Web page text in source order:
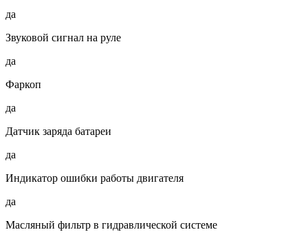
да
Звуковой сигнал на руле
да
Фаркоп
да
Датчик заряда батареи
да
Индикатор ошибки работы двигателя
да
Масляный фильтр в гидравлической системе